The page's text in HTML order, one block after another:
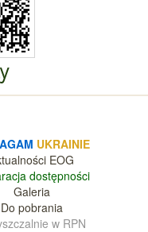
UKRAINIE
i EOG
cja dostępności
Galeria
Do pobrania
w RPN